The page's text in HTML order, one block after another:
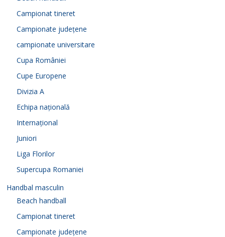
Campionat tineret
Campionate județene
campionate universitare
Cupa României
Cupe Europene
Divizia A
Echipa națională
Internațional
Juniori
Liga Florilor
Supercupa Romaniei
Handbal masculin
Beach handball
Campionat tineret
Campionate județene